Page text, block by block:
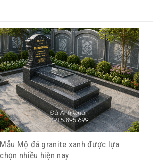
Mẫu Mộ đá granite xanh được lựa
chọn nhiều hiện nay